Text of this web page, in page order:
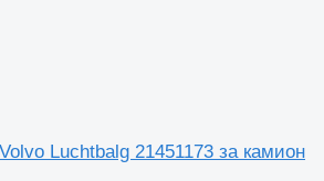
Luchtbalg 21451173 за камион